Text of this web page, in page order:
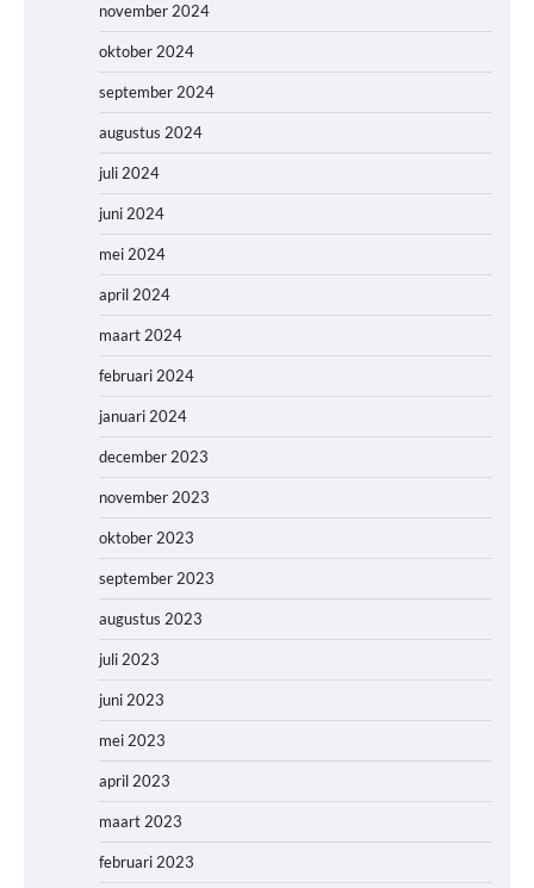
november 2024
oktober 2024
september 2024
augustus 2024
juli 2024
juni 2024
mei 2024
april 2024
maart 2024
februari 2024
januari 2024
december 2023
november 2023
oktober 2023
september 2023
augustus 2023
juli 2023
juni 2023
mei 2023
april 2023
maart 2023
februari 2023